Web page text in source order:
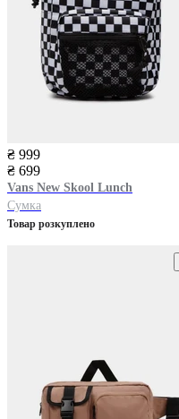
₴ 999
₴ 699
Vans New Skool Lunch
Сумка
Товар розкуплено